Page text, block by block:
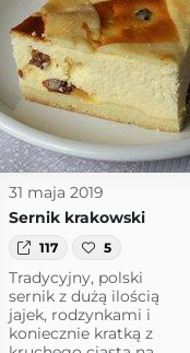
31 maja 2019
Sernik krakowski
117 5
Tradycyjny, polski
sernik z dużą ilością
jajek, rodzynkami i
koniecznie kratką z